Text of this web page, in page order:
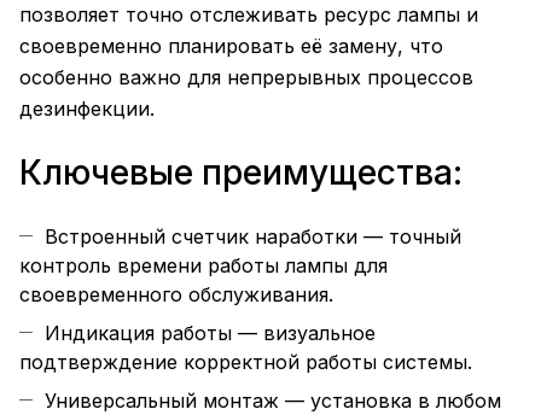
позволяет точно отслеживать ресурс лампы и
своевременно планировать её замену, что
особенно важно для непрерывных процессов
дезинфекции.
Ключевые преимущества:
Встроенный счетчик наработки — точный
контроль времени работы лампы для
своевременного обслуживания.
Индикация работы — визуальное
подтверждение корректной работы системы.
Универсальный монтаж — установка в любом